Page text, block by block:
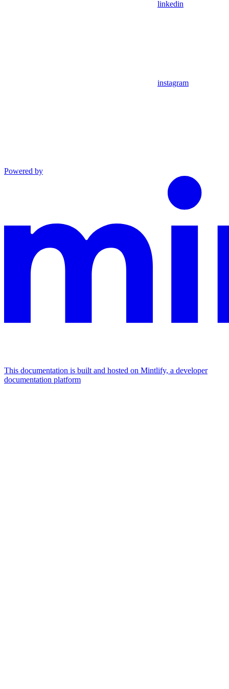
linkedin
instagram
Powered by
This documentation is built and hosted on Mintlify, a developer
documentation platform